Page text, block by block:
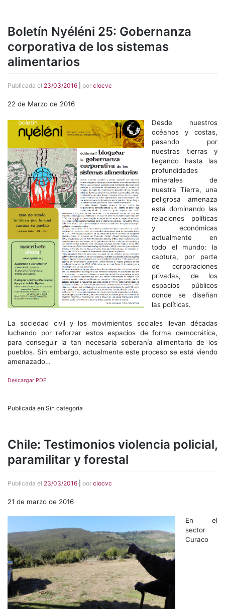
Boletín Nyéléni 25: Gobernanza
corporativa de los sistemas
alimentarios
Publicada el 23/03/2016 por clocvc
22 de Marzo de 2016
Desde nuestros
océanos y costas,
pasando por
nuestras tierras y
llegando hasta las
profundidades
minerales de
nuestra Tierra, una
peligrosa amenaza
está dominando las
relaciones políticas
y económicas
actualmente en
todo el mundo: la
captura, por parte
de corporaciones
privadas, de los
espacios públicos
donde se diseñan
las políticas.
La sociedad civil y los movimientos sociales llevan décadas
luchando por reforzar estos espacios de forma democrática,
para conseguir la tan necesaria soberanía alimentaria de los
pueblos. Sin embargo, actualmente este proceso se está viendo
amenazado…
Descargar PDF
Publicada en Sin categoría
Chile: Testimonios violencia policial,
paramilitar y forestal
Publicada el 23/03/2016 por clocvc
21 de marzo de 2016
En el
sector
Curaco